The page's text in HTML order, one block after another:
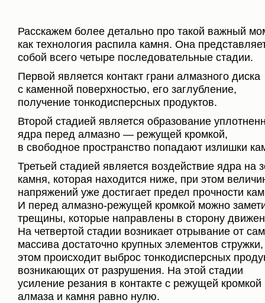
Расскажем более детально про такой важный
как технология распила камня. Она
собой всего четыре последовательные стадии.
Первой является контакт грани алмазного диска
с каменной поверхностью, его заглубление,
получение тонкодисперсных продуктов.
Второй стадией является образование
ядра перед алмазно — режущей кромкой,
в свободное пространство попадают излишки
Третьей стадией является воздействие ядра на
камня, которая находится ниже, при этом
напряжений уже достигает предел прочности
И перед алмазно-режущей кромкой можно
трещины, которые направлены в сторону
На четвертой стадии возникает отрывание от
массива достаточно крупных элементов
этом происходит выброс тонкодисперсных
возникающих от разрушения. На этой стадии
усиление резания в контакте с режущей кромкой
алмаза и камня равно нулю.